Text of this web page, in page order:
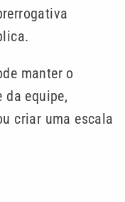
manter o
da equipe,
criar uma escala